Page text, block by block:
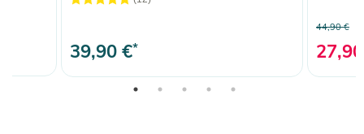
39,90 €*
44,90 €